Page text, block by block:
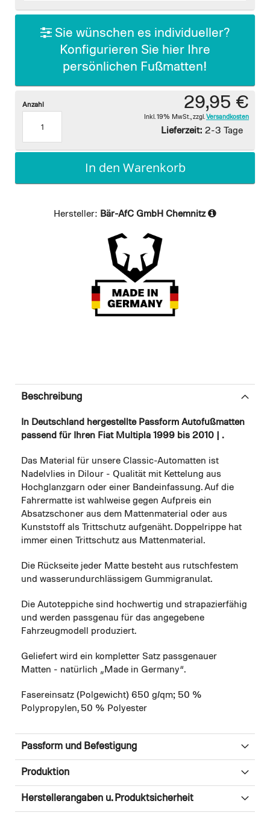
gallery
Sie wünschen es individueller?
Konfigurieren Sie hier Ihre
persönlichen Fußmatten!
29,95 €
Inkl. 19% MwSt. zzgl. Versandkosten
Lieferzeit: 2-3 Tage
Anzahl
In den Warenkorb
Hersteller: Bär-AfC GmbH Chemnitz
Beschreibung
In Deutschland hergestellte Passform Autofußmatten
passend für Ihren Fiat Multipla 1999 bis 2010 | .
Das Material für unsere Classic-Automatten ist
Nadelvlies in Dilour - Qualität mit Kettelung aus
Hochglanzgarn oder einer Bandeinfassung. Auf die
Fahrermatte ist wahlweise gegen Aufpreis ein
Absatzschoner aus dem Mattenmaterial oder aus
Kunststoff als Trittschutz aufgenäht. Doppelrippe hat
immer einen Trittschutz aus Mattenmaterial.
Die Rückseite jeder Matte besteht aus rutschfestem
und wasserundurchlässigem Gummigranulat.
Die Autoteppiche sind hochwertig und strapazierfähig
und werden passgenau für das angegebene
Fahrzeugmodell produziert.
Geliefert wird ein kompletter Satz passgenauer
Matten - natürlich „Made in Germany“.
Fasereinsatz (Polgewicht) 650 g/qm; 50 %
Polypropylen, 50 % Polyester
Passform und Befestigung
Produktion
Herstellerangaben u. Produktsicherheit